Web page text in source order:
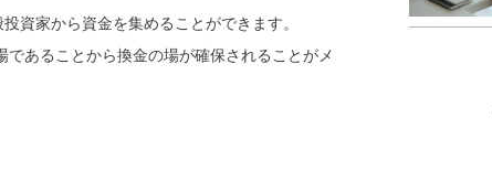
資家から資金を集めることができます。
あることから換金の場が確保されることがメ